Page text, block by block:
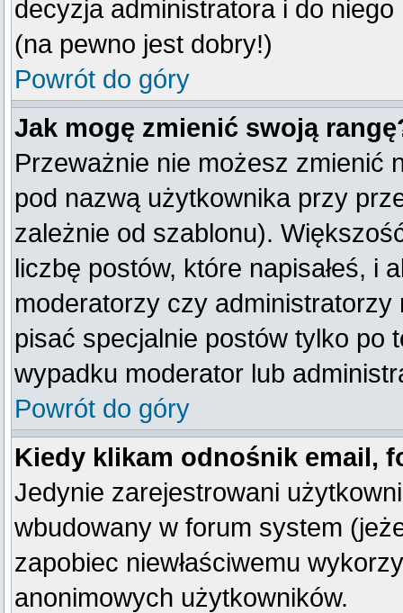
decyzja administratora i do
(na pewno jest dobry!)
Powrót do góry
Jak mogę zmienić swoją
Przeważnie nie możesz zmienić
pod nazwą użytkownika przy
zależnie od szablonu).
liczbę postów, które napisałeś, i
moderatorzy czy
pisać specjalnie postów tylko po
wypadku moderator lub
Powrót do góry
Kiedy klikam odnośnik email,
Jedynie zarejestrowani
wbudowany w forum system
zapobiec niewłaściwemu
anonimowych użytkowników.